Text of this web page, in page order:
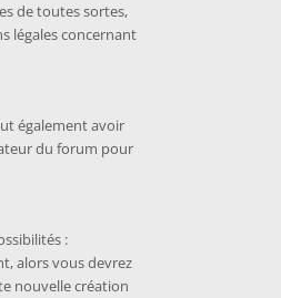
de toutes sortes,
légales concernant
également avoir
du forum pour
:
alors vous devrez
nouvelle création